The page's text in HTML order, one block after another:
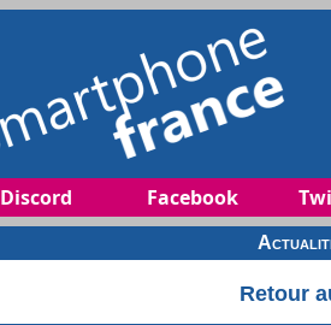
Discord Facebook
Retour